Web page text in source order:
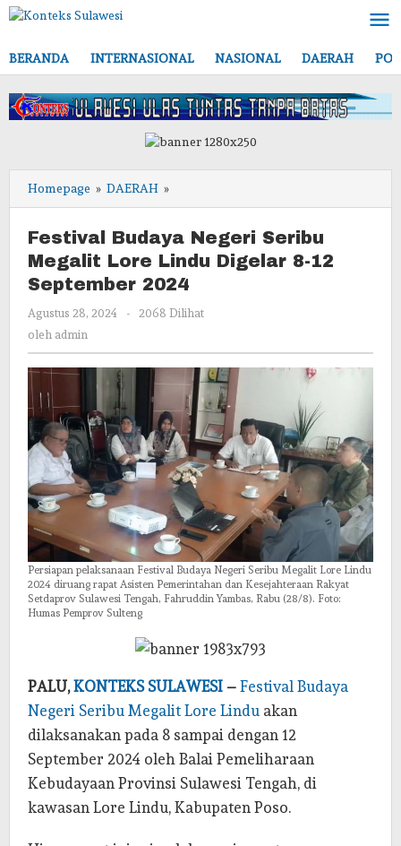
Lewati
BERANDA
INTERNASIONAL NASIONAL DAERAH
Homepage » DAERAH »
Budaya
Seribu
Megalit
Lore
Digelar
12
September
2024
Festival Budaya Negeri Seribu
Megalit Lore Lindu Digelar 8-12
September 2024
Agustus 28, 2024
oleh
-
2068 Dilihat
oleh admin
Persiapan pelaksanaan Festival Budaya Negeri Seribu Megalit Lore Lindu
2024 diruang rapat Asisten Pemerintahan dan Kesejahteraan Rakyat
Setdaprov Sulawesi Tengah, Fahruddin Yambas, Rabu (28/8). Foto:
Humas Pemprov Sulteng
PALU,KONTEKS SULAWESI – Festival Budaya
Negeri Seribu Megalit Lore Lindu akan
dilaksanakan pada 8 sampai dengan 12
September 2024 oleh Balai Pemeliharaan
Kebudayaan Provinsi Sulawesi Tengah, di
kawasan Lore Lindu, Kabupaten Poso.